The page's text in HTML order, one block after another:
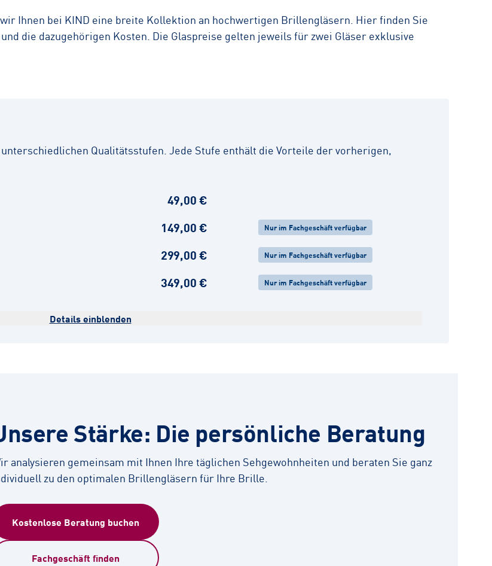
Ihnen bei KIND eine breite Kollektion an hochwertigen Brillengläsern. Hier finden Sie
die dazugehörigen Kosten. Die Glaspreise gelten jeweils für zwei Gläser exklusive
Qualitätsstufen. Jede Stufe enthält die Vorteile der vorherigen,
49,00 €
149,00 € Nur im Fachgeschäft verfügbar
299,00 € Nur im Fachgeschäft verfügbar
349,00 € Nur im Fachgeschäft verfügbar
Details einblenden
Stärke: Die persönliche Beratung
analysieren gemeinsam mit Ihnen Ihre täglichen Sehgewohnheiten und beraten Sie ganz
zu den optimalen Brillengläsern für Ihre Brille.
Kostenlose Beratung buchen
Fachgeschäft finden